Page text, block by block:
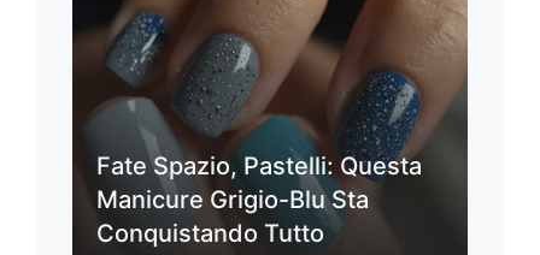
Fate Spazio, Pastelli: Questa
Manicure Grigio-Blu Sta
Conquistando Tutto